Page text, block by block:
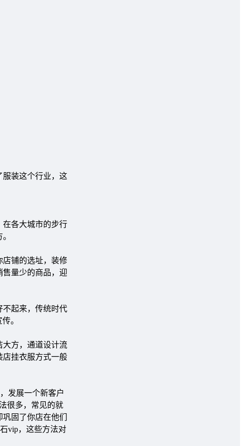
服装这个行业，这
各大城市的步行
铺的选址，装修
量少的商品，迎
起来，传统时代
。
方，通道设计流
店挂衣服方式一般
发展一个新客户
很多，常见的就
固了你店在他们
vip，这些方法对